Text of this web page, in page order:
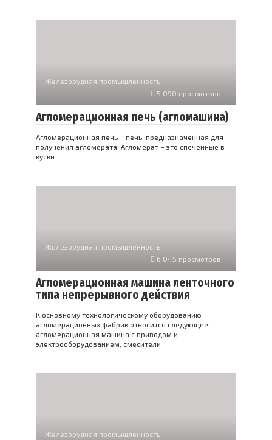
Железорудная промышленность
5 090 просмотров
Агломерационная печь (агломашина)
Агломерационная печь – печь, предназначенная для
получения агломерата. Агломерат – это спеченные в
куски
Железорудная промышленность
6 045 просмотров
Агломерационная машина ленточного
типа непрерывного действия
К основному технологическому оборудованию
агломерационных фабрик относится следующее:
агломерационная машина с приводом и
электрооборудованием, смесители
Железорудная промышленность